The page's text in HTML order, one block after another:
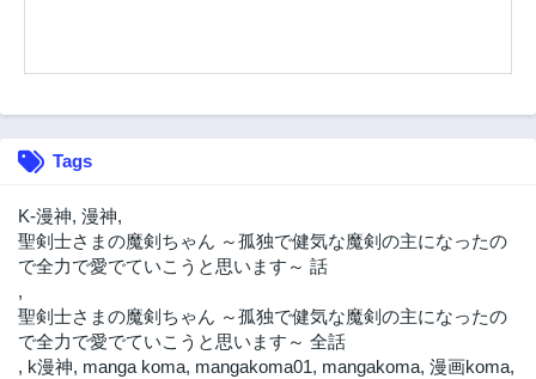
Tags
K-漫神, 漫神,
聖剣士さまの魔剣ちゃん ～孤独で健気な魔剣の主になったの
で全力で愛でていこうと思います～ 話
,
聖剣士さまの魔剣ちゃん ～孤独で健気な魔剣の主になったの
で全力で愛でていこうと思います～ 全話
, k漫神, manga koma, mangakoma01, mangakoma, 漫画koma,